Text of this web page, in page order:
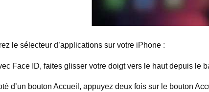
le sélecteur d’applications sur votre iPhone :
Face ID, faites glisser votre doigt vers le haut depuis le
d’un bouton Accueil, appuyez deux fois sur le bouton